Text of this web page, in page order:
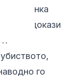
Данка
докази
го